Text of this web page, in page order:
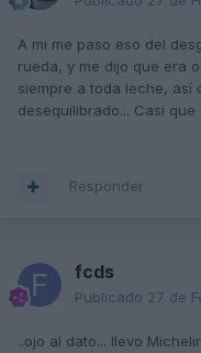
A mi me paso eso del
rueda, y me dijo que era
siempre a toda leche, así
desequilibrado... Casi que
Responder
fcds
Publicado 27 de
..ojo al dato... llevo